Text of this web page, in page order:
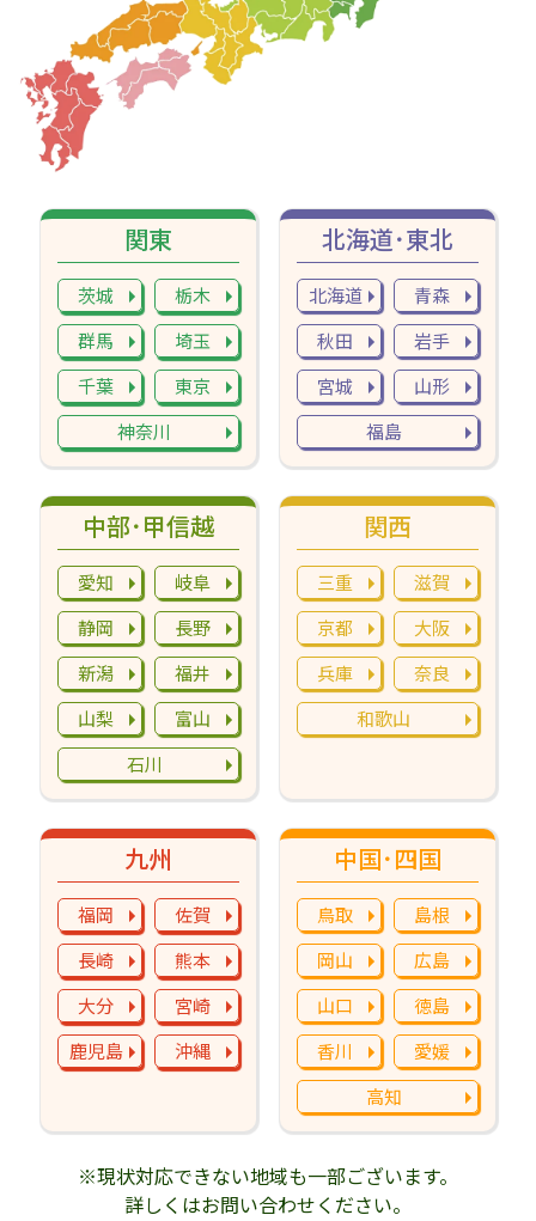
九州
福岡
佐賀
長崎
熊本
大分
宮崎
鹿児島
沖縄
中国･四国
鳥取
島根
岡山
広島
山口
徳島
香川
愛媛
高知
中部･甲信越
愛知
岐阜
静岡
長野
新潟
福井
山梨
富山
石川
関西
三重
滋賀
京都
大阪
兵庫
奈良
和歌山
関東
茨城
栃木
群馬
埼玉
千葉
東京
神奈川
北海道･東北
北海道
青森
秋田
岩手
宮城
山形
福島
※現状対応できない地域も一部ございます。
詳しくはお問い合わせください。